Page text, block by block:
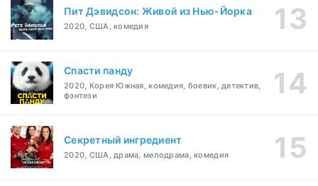
Пит Дэвидсон: Живой из Нью-Йорка
2020, США, комедия
Спасти панду
2020, Корея Южная, комедия, боевик, детектив,
фэнтези
Секретный ингредиент
2020, США, драма, мелодрама, комедия